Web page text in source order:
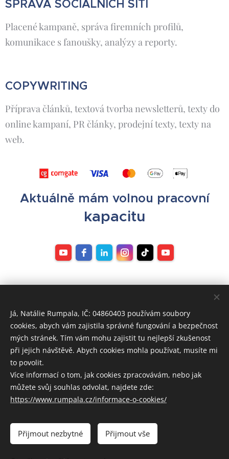
SPRÁVA SOCIÁLNÍCH SÍTÍ
Placené kampaně, správa firemních profilů,
komunikace s fanoušky, analýzy a reporty.
COPYWRITING
Příprava článků, textová tvorba newsletterů, texty do
online kampaní, PR články, prodejní texty, texty na
web.
Aktuálně mám volnou pracovní
kapacitu
Já, Natálie Rumpala, IČ: 04860403 používám soubory
cookies, abych vám zajistila správné fungování a bezpečnost
mých stránek. Tím vám mohu zajistit tu nejlepší zkušenost
při jejich návštěvě. Abych cookies mohla používat, musíte mi
to povolit.
Více informací o tom, jak cookies zpracovávám, nebo jak
můžete svůj souhlas odvolat, najdete zde:
https://www.rumpala.cz/informace-o-cookies/
Přijmout nezbytné Přijmout vše